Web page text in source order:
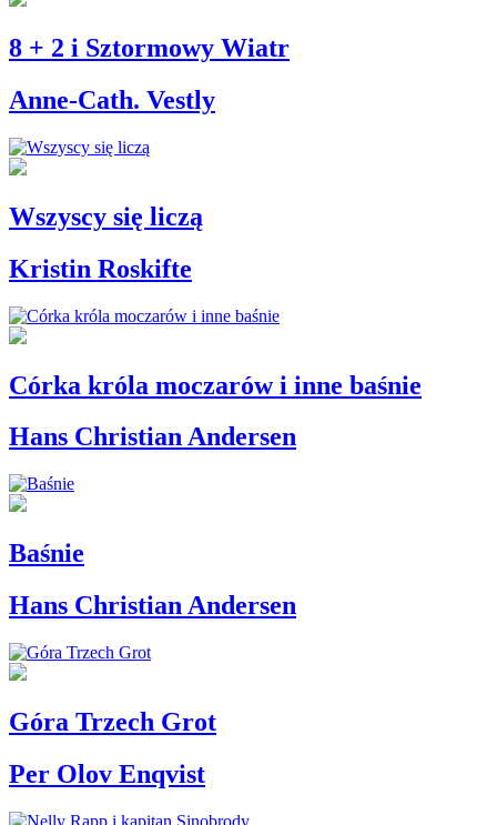
8 + 2 i Sztormowy Wiatr
Anne-Cath. Vestly
Wszyscy się liczą
Kristin Roskifte
Córka króla moczarów i inne baśnie
Hans Christian Andersen
Baśnie
Hans Christian Andersen
Góra Trzech Grot
Per Olov Enqvist